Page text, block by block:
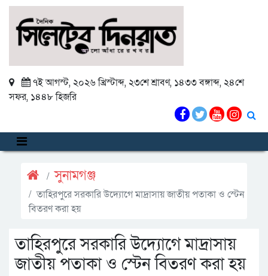
৭ই আগস্ট, ২০২৬ খ্রিস্টাব্দ, ২৩শে শ্রাবণ, ১৪৩৩ বঙ্গাব্দ, ২৪শে
সফর, ১৪৪৮ হিজরি
সুনামগঞ্জ
তাহিরপুরে সরকারি উদ্যোগে মাদ্রাসায় জাতীয় পতাকা ও স্টেন
বিতরণ করা হয়
তাহিরপুরে সরকারি উদ্যোগে মাদ্রাসায়
জাতীয় পতাকা ও স্টেন বিতরণ করা হয়